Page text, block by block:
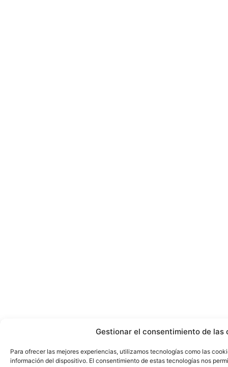
Gestionar el consentimiento de las
Para ofrecer las mejores experiencias, utilizamos tecnologías como las
información del dispositivo. El consentimiento de estas tecnologías nos